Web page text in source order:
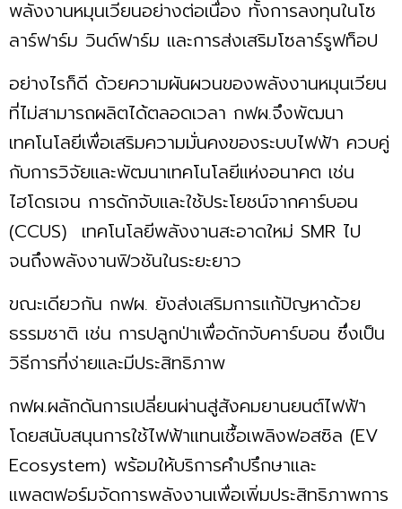
พลังงานหมุนเวียนอย่างต่อเนื่อง ทั้งการลงทุนในโซ
ลาร์ฟาร์ม วินด์ฟาร์ม และการส่งเสริมโซลาร์รูฟท็อป
อย่างไรก็ดี ด้วยความผันผวนของพลังงานหมุนเวียน
ที่ไม่สามารถผลิตได้ตลอดเวลา กฟผ.จึงพัฒนา
เทคโนโลยีเพื่อเสริมความมั่นคงของระบบไฟฟ้า ควบคู่
กับการวิจัยและพัฒนาเทคโนโลยีแห่งอนาคต เช่น
ไฮโดรเจน การดักจับและใช้ประโยชน์จากคาร์บอน
(CCUS) เทคโนโลยีพลังงานสะอาดใหม่ SMR ไป
จนถึงพลังงานฟิวชันในระยะยาว
ขณะเดียวกัน กฟผ. ยังส่งเสริมการแก้ปัญหาด้วย
ธรรมชาติ เช่น การปลูกป่าเพื่อดักจับคาร์บอน ซึ่งเป็น
วิธีการที่ง่ายและมีประสิทธิภาพ
กฟผ.ผลักดันการเปลี่ยนผ่านสู่สังคมยานยนต์ไฟฟ้า
โดยสนับสนุนการใช้ไฟฟ้าแทนเชื้อเพลิงฟอสซิล (EV
Ecosystem) พร้อมให้บริการคำปรึกษาและ
แพลตฟอร์มจัดการพลังงานเพื่อเพิ่มประสิทธิภาพการ